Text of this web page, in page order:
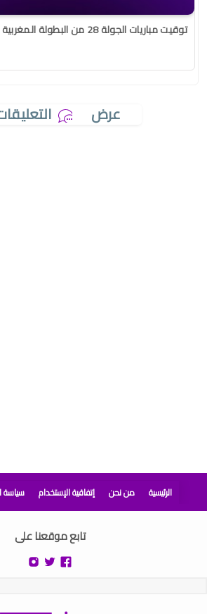
توقيت مباريات الجولة 28 من البطولة المغربية 2023/2022
عرض
الرئيسية من نحن إتفاقية الإستخدام سياسة
تابع موقعنا على